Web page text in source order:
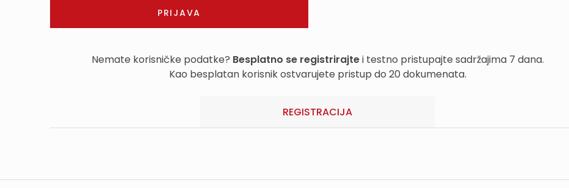
Nemate korisničke podatke? Besplatno se registrirajtei testno pristupajte sadržajima 7 dana.
Kao besplatan korisnik ostvarujete pristup do 20 dokumenata.
REGISTRACIJA